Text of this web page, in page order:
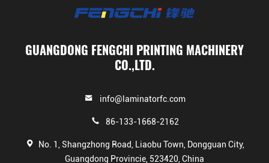
GUANGDONG FENGCHI PRINTING MACHINERY
CO.,LTD.
info@laminatorfc.com
86-133-1668-2162
No. 1, Shangzhong Road, Liaobu Town, Dongguan City,
Guangdong Provincie, 523420, China